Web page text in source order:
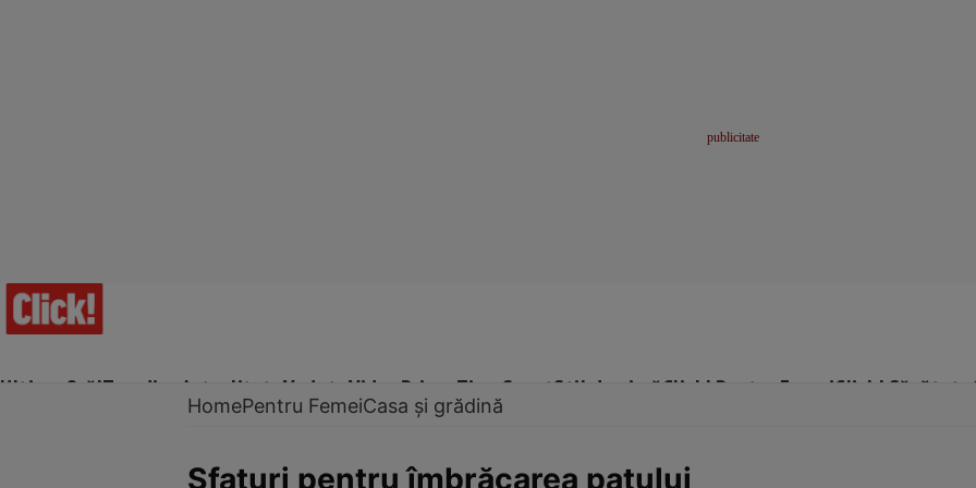
Ultima Oră!Trending Actualitate Vedete Video Prime Time SportStil de viațăClick! Pentru FemeiClick! Sănătate
HomePentru FemeiCasa și grădină
Sfaturi pentru îmbrăcarea patului